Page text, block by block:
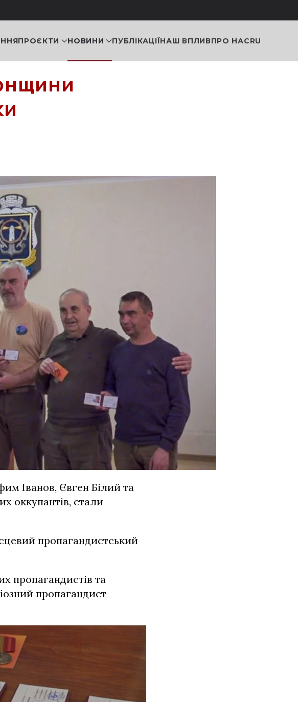
ПРОЄКТИ НОВИНИ ПУБЛІКАЦІЇНАШ ВПЛИВПРО НАСRU
Іванов, Євген Білий та
оккупантів, стали
пропагандистський
пропагандистів та
пропагандист